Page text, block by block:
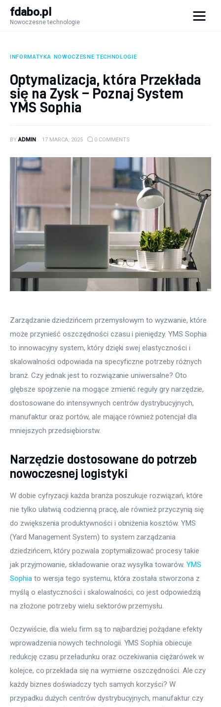
fdabo.pl
Nowoczesne technologie
fdabo.pl
Nowoczesne technologie
Informatyka
Porady
INFORMATYKA NOWOCZESNE TECHNOLOGIE
Optymalizacja, która Przekłada
się na Zysk – Poznaj System
YMS Sophia
BY ADMIN 17 MARCA, 2025 0 COMMENTS
Zarządzanie dziedzińcem przemysłowym to wyzwanie, które
może przynieść oszczędności czasu i pieniędzy. YMS Sophia
to innowacyjny system, który dzięki swej elastyczności i
skalowalności odpowiada na specyficzne potrzeby różnych
branż. Czy jednak jest to rozwiązanie uniwersalne? Oto
głębsze spojrzenie na mogące zmienić reguły gry narzędzie,
dostosowane do intensywnych centrów dystrybucyjnych,
manufaktur oraz portów, ale mające również potencjał dla
mniejszych przedsiębiorstw.
Narzędzie dostosowane do potrzeb
nowoczesnej logistyki
W dobie cyfryzacji każda branża poszukuje rozwiązań, które
nie tylko ułatwią codzienną pracę, ale również przyczynią się
do zwiększenia produktywności i obniżenia kosztów. YMS
(Yard Management System) to system zarządzania
dziedzińcem, który pozwala zoptymalizować procesy takie
jak przyjmowanie, składowanie oraz wysyłka towarów. YMS
Sophia to wersja tego systemu, która została stworzona z
myślą o elastyczności i skalowalności, co jest odpowiedzią
na złożone potrzeby wielu sektorów przemysłu.
Oczywiście, dla wielu firm są to najbardziej pożądane efekty
wprowadzenia nowych technologii. YMS Sophia obiecuje
redukcję czasu przeładunku oraz oczekiwania ciężarówek w
kolejce, co przekłada się na wymierne oszczędności. Ale czy
każdy biznes doświadczy tych samych korzyści? W
przypadku dużych centrów dystrybucyjnych, manufaktur czy